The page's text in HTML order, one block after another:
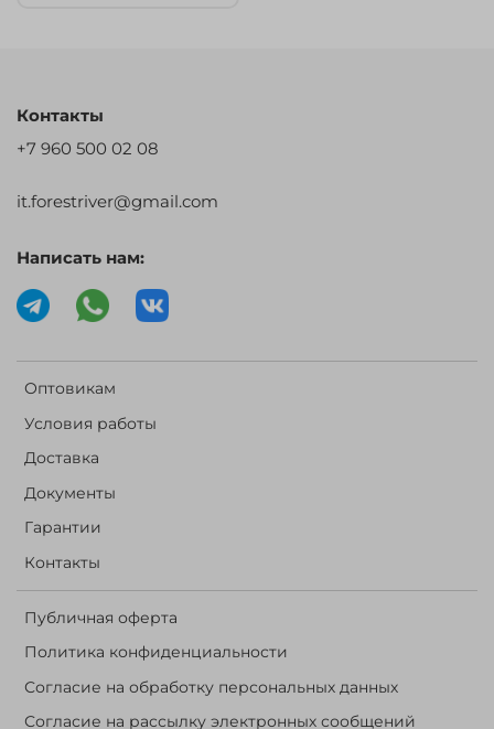
Оптовикам
Условия работы
Доставка
Документы
Гарантии
Контакты
Публичная оферта
Политика конфиденциальности
Согласие на обработку персональных данных
Согласие на рассылку электронных сообщений
Контакты
+7 960 500 02 08
it.forestriver@gmail.com
Написать нам: